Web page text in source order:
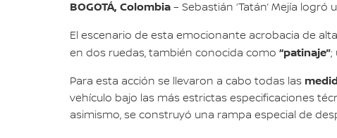
BOGOTÁ, Colombia– Sebastián ‘Tatán’ Mejía
El escenario de esta emocionante acrobacia de
en dos ruedas, también conocida como “patinaje”;
Para esta acción se llevaron a cabo todas las
vehículo bajo las más estrictas especificaciones
asimismo, se construyó una rampa especial de